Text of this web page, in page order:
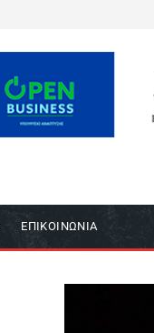
ΕΠΙΚΟΙΝΩΝΙΑ